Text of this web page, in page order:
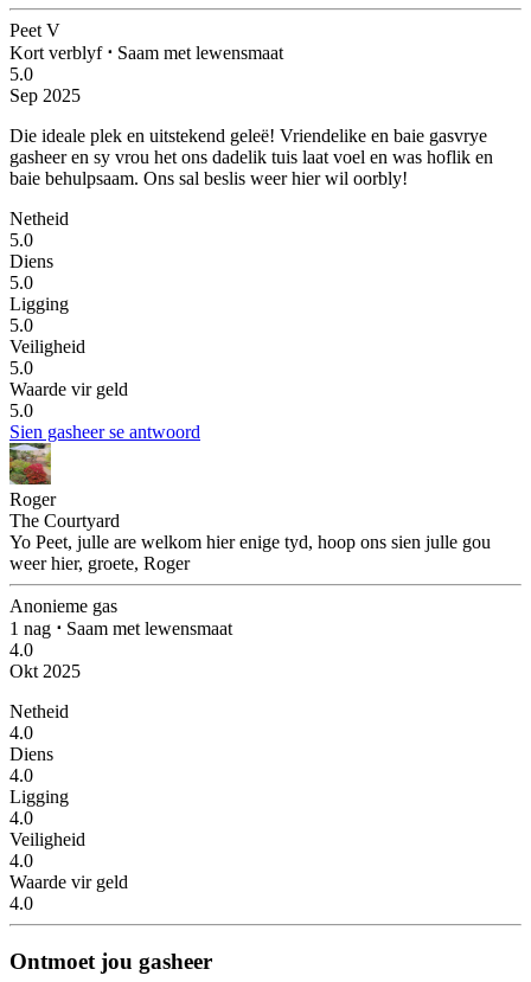
Peet V
Kort verblyf ⋅ Saam met lewensmaat
5.0
Sep 2025
Die ideale plek en uitstekend geleë! Vriendelike en baie gasvrye
gasheer en sy vrou het ons dadelik tuis laat voel en was hoflik en
baie behulpsaam. Ons sal beslis weer hier wil oorbly!
Netheid
5.0
Diens
5.0
Ligging
5.0
Veiligheid
5.0
Waarde vir geld
5.0
Sien gasheer se antwoord
Roger
The Courtyard
Yo Peet, julle are welkom hier enige tyd, hoop ons sien julle gou
weer hier, groete, Roger
Anonieme gas
1 nag ⋅ Saam met lewensmaat
4.0
Okt 2025
Netheid
4.0
Diens
4.0
Ligging
4.0
Veiligheid
4.0
Waarde vir geld
4.0
Ontmoet jou gasheer